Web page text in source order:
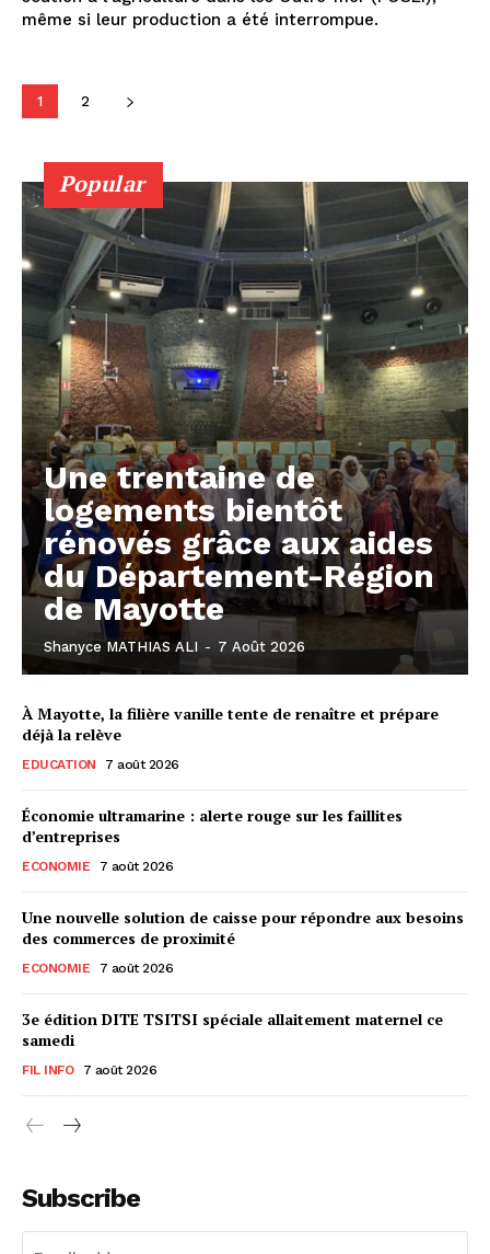
même si leur production a été interrompue.
1 2
Popular
Une trentaine de
logements bientôt
rénovés grâce aux aides
du Département-Région
de Mayotte
Shanyce MATHIAS ALI - 7 Août 2026
À Mayotte, la filière vanille tente de renaître et prépare
déjà la relève
EDUCATION 7 août 2026
Économie ultramarine : alerte rouge sur les faillites
d’entreprises
ECONOMIE 7 août 2026
Une nouvelle solution de caisse pour répondre aux besoins
des commerces de proximité
ECONOMIE 7 août 2026
3e édition DITE TSITSI spéciale allaitement maternel ce
samedi
FIL INFO 7 août 2026
Subscribe